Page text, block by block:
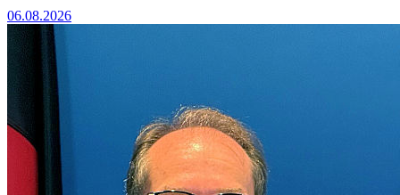
06.08.2026